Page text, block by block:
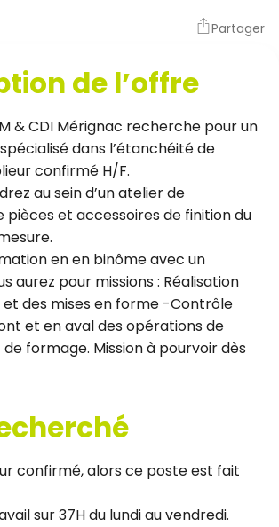
Partager
de l’offre
& CDI Mérignac recherche pour un
dans l’étanchéité de
confirmé H/F.
au sein d’un atelier de
et accessoires de finition du
en en binôme avec un
aurez pour missions : Réalisation
et des mises en forme -Contrôle
et en aval des opérations de
formage. Mission à pourvoir dès
confirmé, alors ce poste est fait
sur 37H du lundi au vendredi.